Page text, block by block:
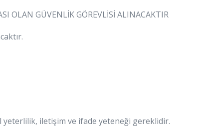
OLAN GÜVENLİK GÖREVLİSİ ALINACAKTIR
yeterlilik, iletişim ve ifade yeteneği gereklidir.